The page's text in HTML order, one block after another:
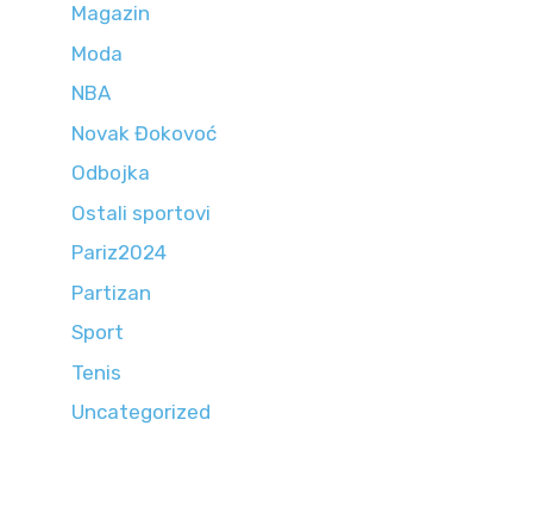
Magazin
Moda
NBA
Novak Đokovoć
Odbojka
Ostali sportovi
Pariz2024
Partizan
Sport
Tenis
Uncategorized